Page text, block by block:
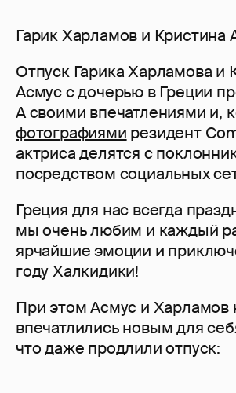
Гарик Харламов и Кристина
Отпуск Гарика Харламова и
Асмус с дочерью в Греции
А своими впечатлениями и,
фотографиями резидент
актриса делятся с
посредством социальных
Греция для нас всегда
мы очень любим и каждый
ярчайшие эмоции и
году Халкидики!
При этом Асмус и Харламов
впечатлились новым для
что даже продлили отпуск: